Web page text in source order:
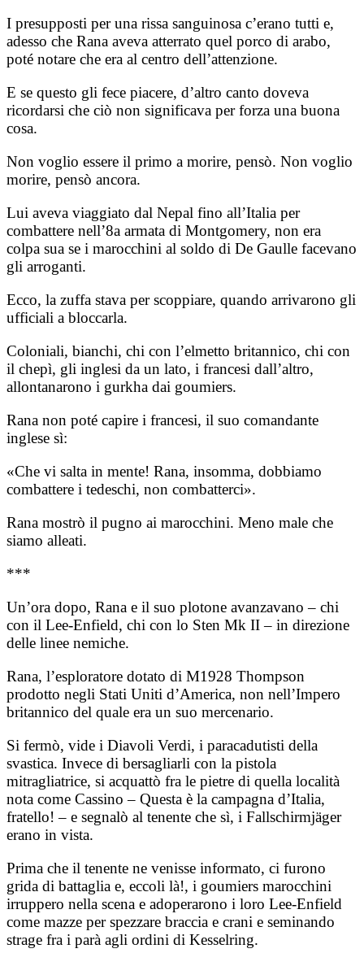
I presupposti per una rissa sanguinosa c’erano tutti e,
adesso che Rana aveva atterrato quel porco di arabo,
poté notare che era al centro dell’attenzione.
E se questo gli fece piacere, d’altro canto doveva
ricordarsi che ciò non significava per forza una buona
cosa.
Non voglio essere il primo a morire, pensò. Non voglio
morire, pensò ancora.
Lui aveva viaggiato dal Nepal fino all’Italia per
combattere nell’8a armata di Montgomery, non era
colpa sua se i marocchini al soldo di De Gaulle facevano
gli arroganti.
Ecco, la zuffa stava per scoppiare, quando arrivarono gli
ufficiali a bloccarla.
Coloniali, bianchi, chi con l’elmetto britannico, chi con
il chepì, gli inglesi da un lato, i francesi dall’altro,
allontanarono i gurkha dai goumiers.
Rana non poté capire i francesi, il suo comandante
inglese sì:
«Che vi salta in mente! Rana, insomma, dobbiamo
combattere i tedeschi, non combatterci».
Rana mostrò il pugno ai marocchini. Meno male che
siamo alleati.
***
Un’ora dopo, Rana e il suo plotone avanzavano – chi
con il Lee-Enfield, chi con lo Sten Mk II – in direzione
delle linee nemiche.
Rana, l’esploratore dotato di M1928 Thompson
prodotto negli Stati Uniti d’America, non nell’Impero
britannico del quale era un suo mercenario.
Si fermò, vide i Diavoli Verdi, i paracadutisti della
svastica. Invece di bersagliarli con la pistola
mitragliatrice, si acquattò fra le pietre di quella località
nota come Cassino – Questa è la campagna d’Italia,
fratello! – e segnalò al tenente che sì, i Fallschirmjäger
erano in vista.
Prima che il tenente ne venisse informato, ci furono
grida di battaglia e, eccoli là!, i goumiers marocchini
irruppero nella scena e adoperarono i loro Lee-Enfield
come mazze per spezzare braccia e crani e seminando
strage fra i parà agli ordini di Kesselring.